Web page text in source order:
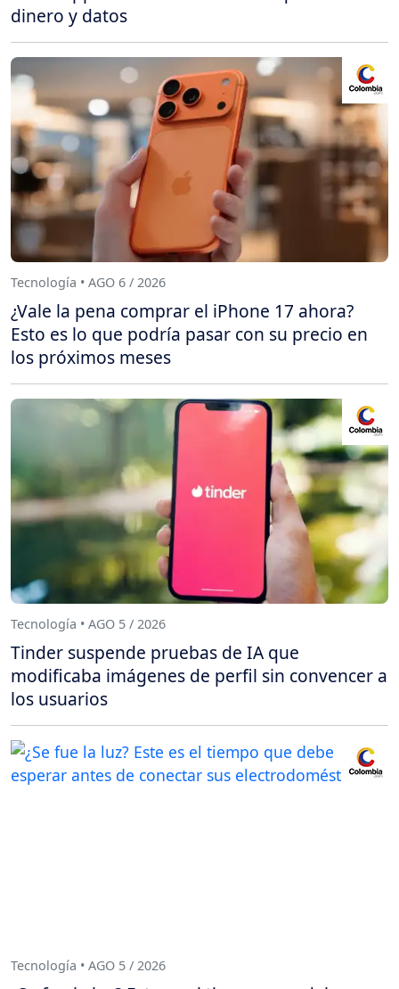
dinero y datos
Tecnología • AGO 6 / 2026
¿Vale la pena comprar el iPhone 17 ahora?
Esto es lo que podría pasar con su precio en
los próximos meses
Tecnología • AGO 5 / 2026
Tinder suspende pruebas de IA que
modificaba imágenes de perfil sin convencer a
los usuarios
Tecnología • AGO 5 / 2026